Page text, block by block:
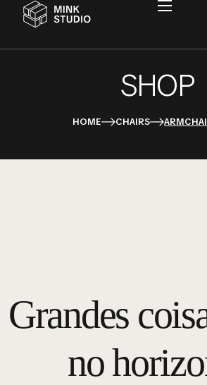
SHOP
HOME CHAIRS
Grandes
no